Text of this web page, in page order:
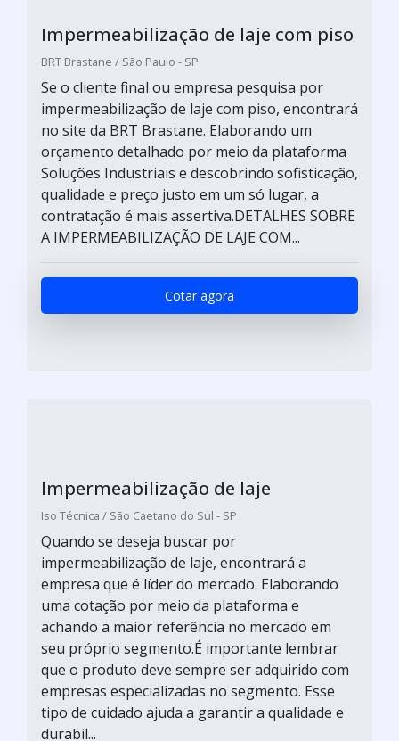
Impermeabilização de laje com piso
BRT Brastane / São Paulo - SP
Se o cliente final ou empresa pesquisa por
impermeabilização de laje com piso, encontrará
no site da BRT Brastane. Elaborando um
orçamento detalhado por meio da plataforma
Soluções Industriais e descobrindo sofisticação,
qualidade e preço justo em um só lugar, a
contratação é mais assertiva.DETALHES SOBRE
A IMPERMEABILIZAÇÃO DE LAJE COM...
Cotar agora
Impermeabilização de laje
Iso Técnica / São Caetano do Sul - SP
Quando se deseja buscar por
impermeabilização de laje, encontrará a
empresa que é líder do mercado. Elaborando
uma cotação por meio da plataforma e
achando a maior referência no mercado em
seu próprio segmento.É importante lembrar
que o produto deve sempre ser adquirido com
empresas especializadas no segmento. Esse
tipo de cuidado ajuda a garantir a qualidade e
durabil...